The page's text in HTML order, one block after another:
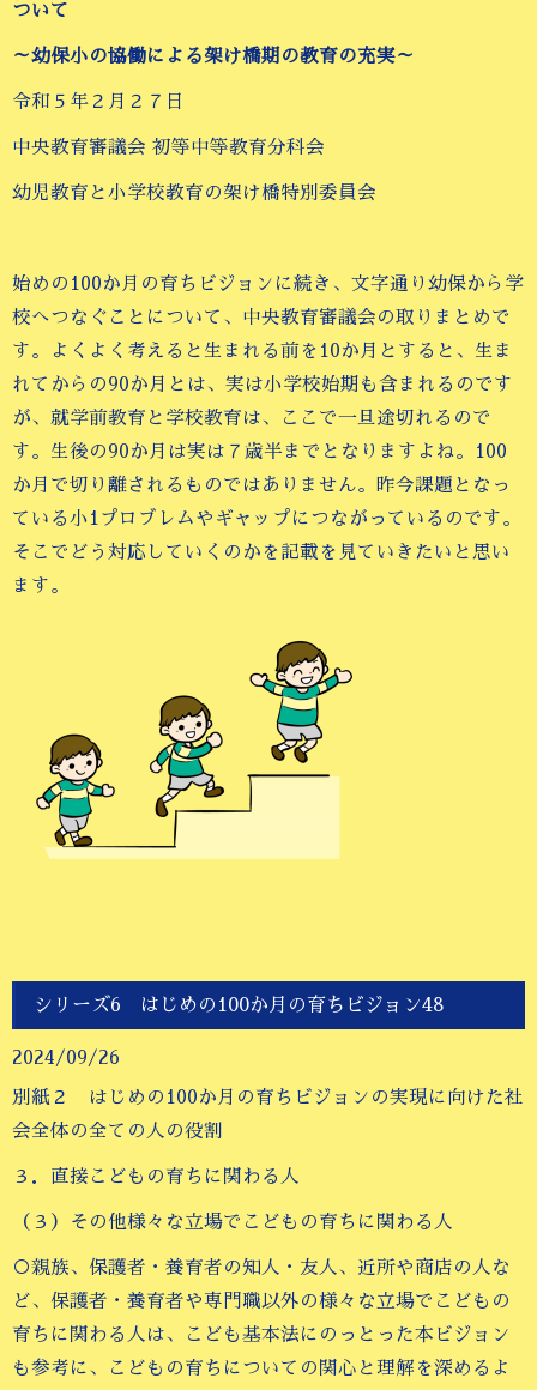
ついて
～幼保小の協働による架け橋期の教育の充実～
令和５年２月２７日
中央教育審議会 初等中等教育分科会
幼児教育と小学校教育の架け橋特別委員会
始めの100か月の育ちビジョンに続き、文字通り幼保から学
校へつなぐことについて、中央教育審議会の取りまとめで
す。よくよく考えると生まれる前を10か月とすると、生ま
れてからの90か月とは、実は小学校始期も含まれるのです
が、就学前教育と学校教育は、ここで一旦途切れるので
す。生後の90か月は実は７歳半までとなりますよね。100
か月で切り離されるものではありません。昨今課題となっ
ている小1プロブレムやギャップにつながっているのです。
そこでどう対応していくのかを記載を見ていきたいと思い
ます。
シリーズ6 はじめの100か月の育ちビジョン48
2024/09/26
別紙２ はじめの100か月の育ちビジョンの実現に向けた社
会全体の全ての人の役割
３．直接こどもの育ちに関わる人
（３）その他様々な立場でこどもの育ちに関わる人
○親族、保護者・養育者の知人・友人、近所や商店の人な
ど、保護者・養育者や専門職以外の様々な立場でこどもの
育ちに関わる人は、こども基本法にのっとった本ビジョン
も参考に、こどもの育ちについての関心と理解を深めるよ